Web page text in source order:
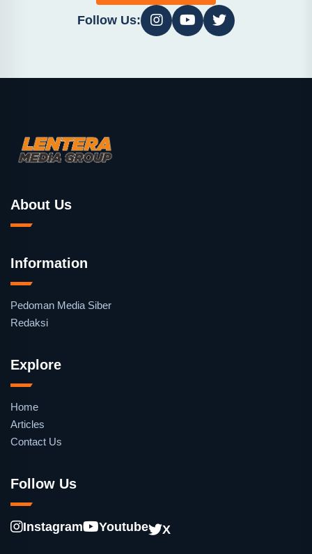
Follow Us:
About Us
Information
Pedoman Media Siber
Redaksi
Explore
Home
Articles
Contact Us
Follow Us
Instagram Youtube X